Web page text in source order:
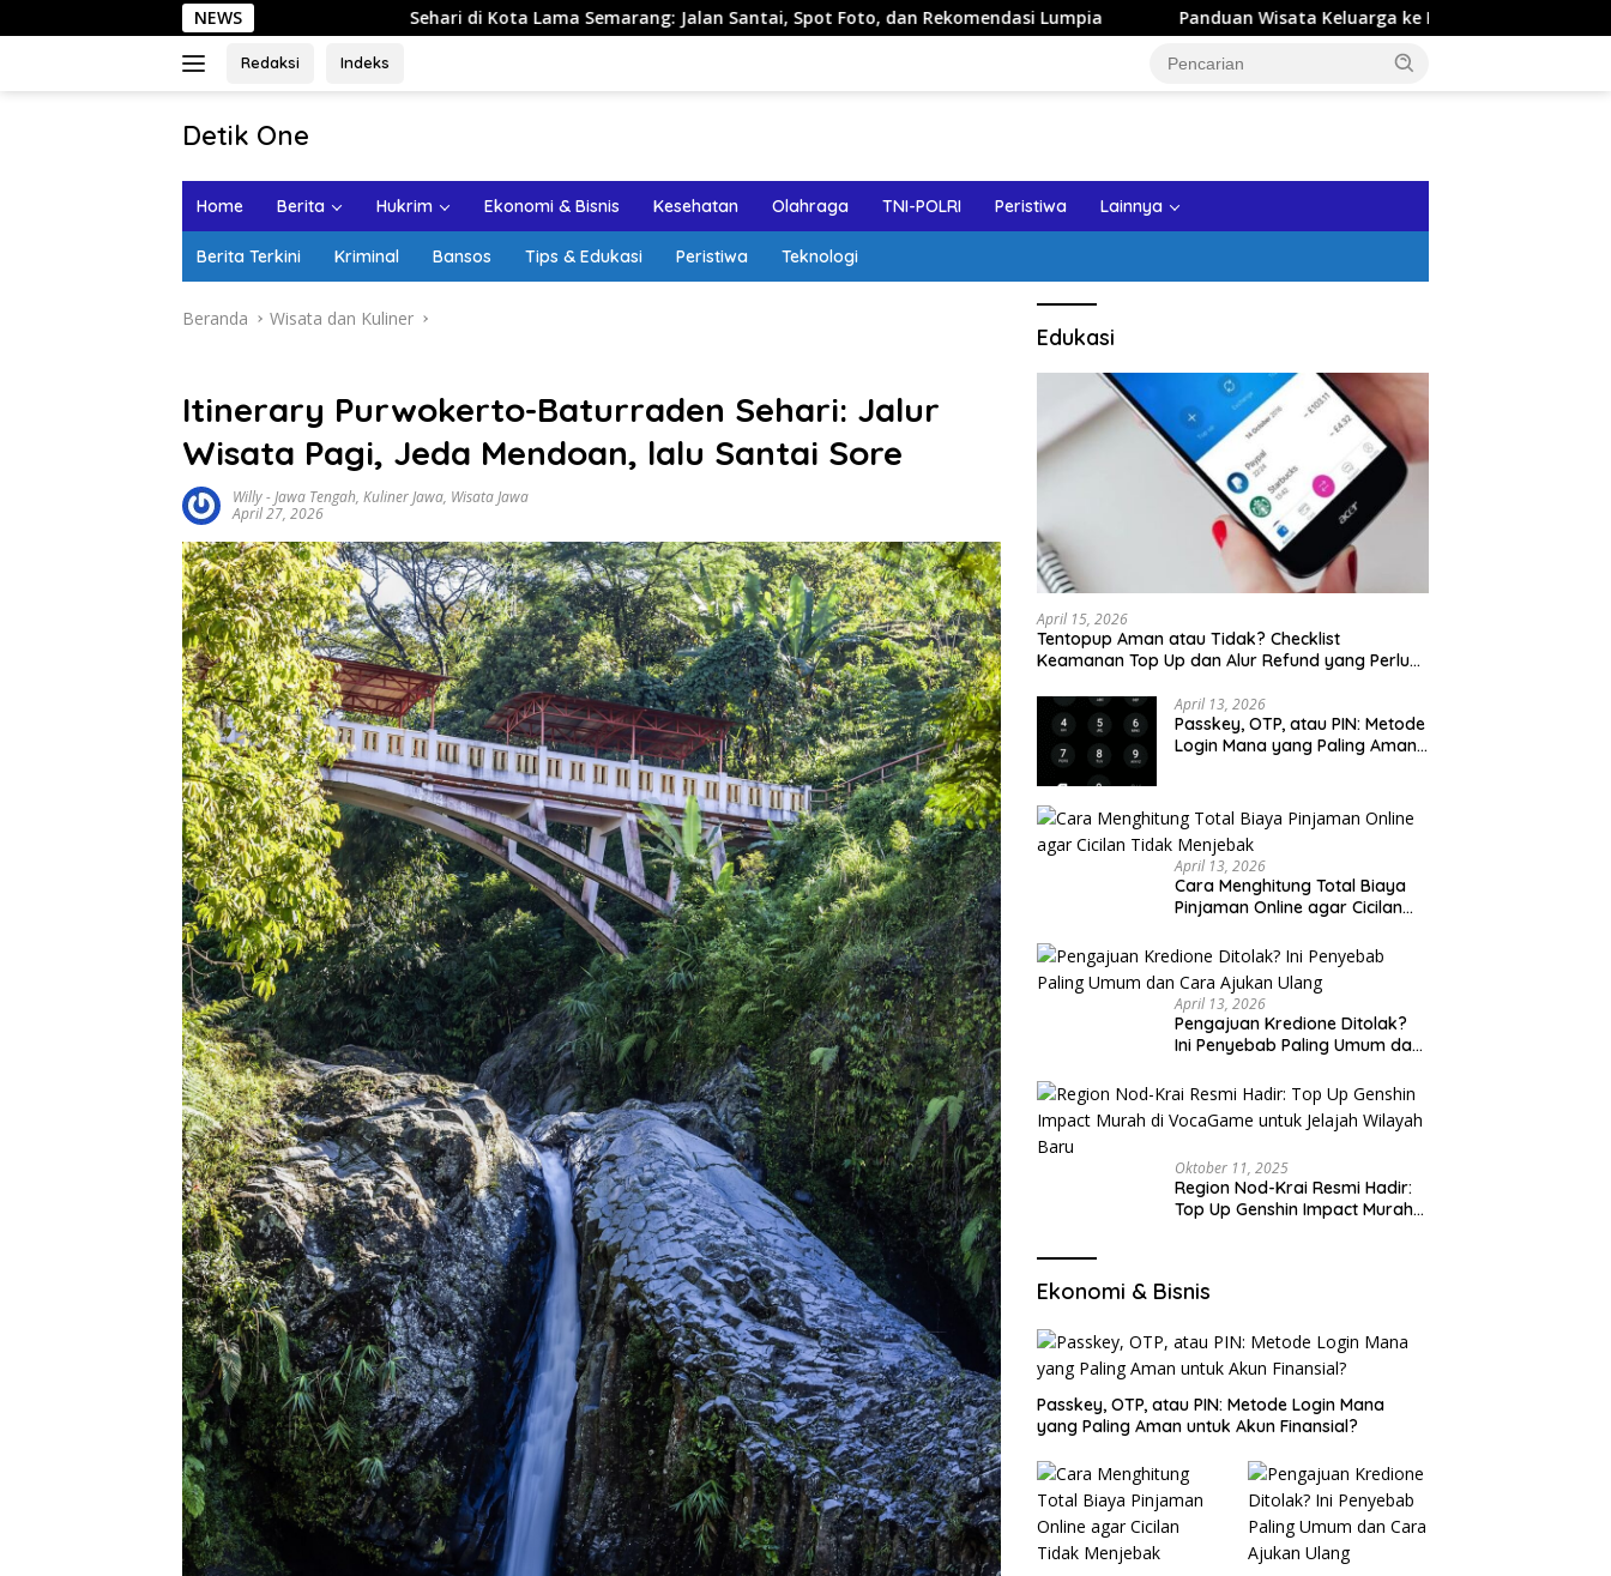
ke
NEWS Sehari di Kota Lama Semarang: Jalan Santai, Spot Foto, dan Rekomendasi Lumpia Panduan Wisata Keluarga ke Kota Batu: Itinerary Seharian yang
Redaksi Indeks
Detik One
Ungkap
Home Berita Hukrim Ekonomi & Bisnis Kesehatan Olahraga TNI-POLRI Peristiwa Lainnya
Berita Terkini Kriminal Bansos Tips & Edukasi Peristiwa Teknologi
Beranda Wisata dan Kuliner
Itinerary Purwokerto-Baturraden Sehari: Jalur
Wisata Pagi, Jeda Mendoan, lalu Santai Sore
Willy-Jawa Tengah, Kuliner Jawa, Wisata Jawa
April 27, 2026
Edukasi
April 15, 2026
Tentopup Aman atau Tidak? Checklist
Keamanan Top Up dan Alur Refund yang Perlu
April 13, 2026
Passkey, OTP, atau PIN: Metode
Login Mana yang Paling Aman
April 13, 2026
Cara Menghitung Total Biaya
Pinjaman Online agar Cicilan
April 13, 2026
Pengajuan Kredione Ditolak?
Ini Penyebab Paling Umum dan
Oktober 11, 2025
Region Nod-Krai Resmi Hadir:
Top Up Genshin Impact Murah
Ekonomi & Bisnis
Passkey, OTP, atau PIN: Metode Login Mana
yang Paling Aman untuk Akun Finansial?